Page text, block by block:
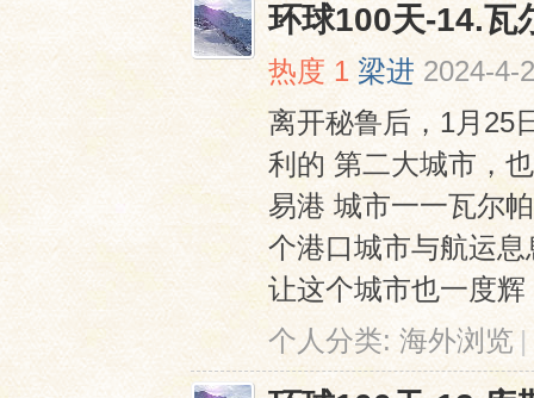
环球100天-14.瓦
热度 1 梁进 2024-4-
离开秘鲁后，1月25
利的 第二大城市，
易港 城市⼀⼀瓦尔
个港⼝城市与航运
让这个城市也⼀度辉
个人分类: 海外浏览 |